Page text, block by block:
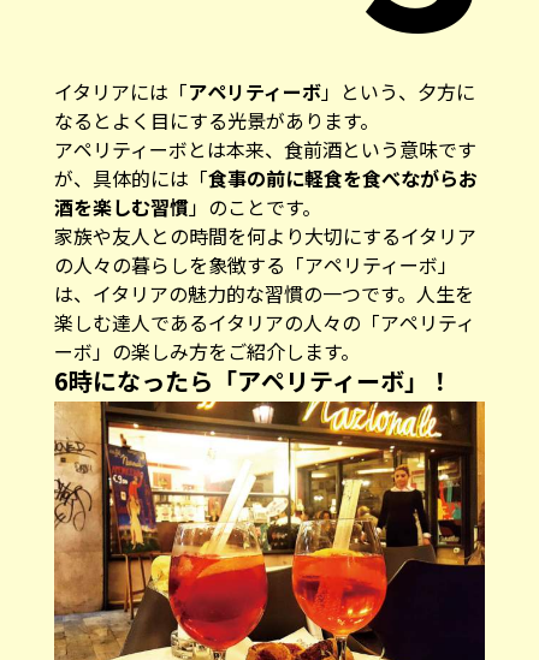
イタリアには「アペリティーボ」という、夕方に
なるとよく目にする光景があります。
アペリティーボとは本来、食前酒という意味です
が、具体的には「食事の前に軽食を食べながらお
酒を楽しむ習慣」のことです。
家族や友人との時間を何より大切にするイタリア
の人々の暮らしを象徴する「アペリティーボ」
は、イタリアの魅力的な習慣の一つです。人生を
楽しむ達人であるイタリアの人々の「アペリティ
ーボ」の楽しみ方をご紹介します。
6時になったら「アペリティーボ」！